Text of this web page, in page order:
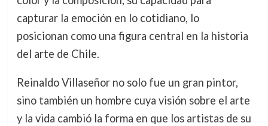
capturar la emoción en lo cotidiano, lo
posicionan como una figura central en la historia
del arte de Chile.
Reinaldo Villaseñor no solo fue un gran pintor,
sino también un hombre cuya visión sobre el arte
y la vida cambió la forma en que los artistas de su